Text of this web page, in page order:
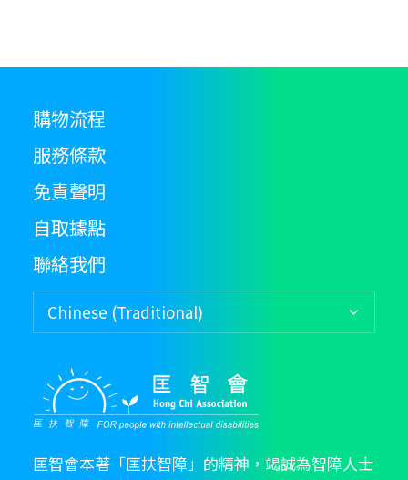
購物流程
服務條款
免責聲明
自取據點
聯絡我們
匡智會本著「匡扶智障」的精神，竭誠為智障人士